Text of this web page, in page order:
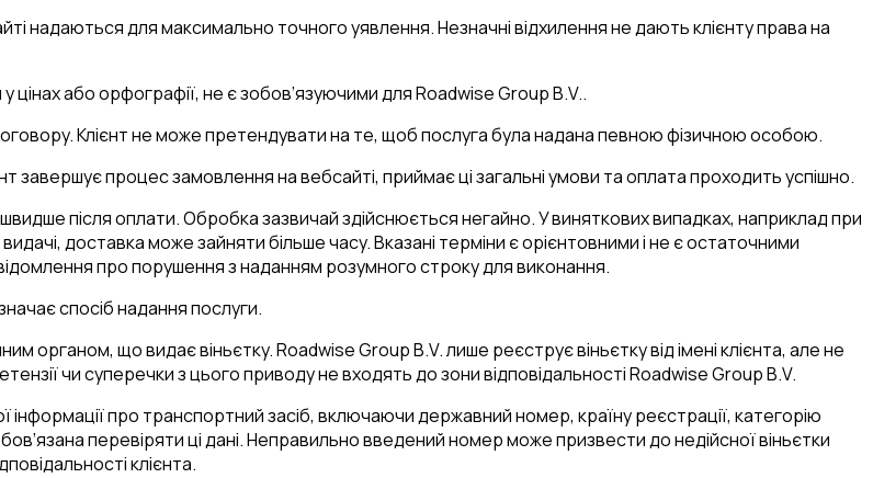
надаються для максимально точного уявлення. Незначні відхилення не дають клієнту права на
цінах або орфографії, не є зобов’язуючими для Roadwise Group B.V..
Клієнт не може претендувати на те, щоб послуга була надана певною фізичною особою.
завершує процес замовлення на вебсайті, приймає ці загальні умови та оплата проходить успішно.
після оплати. Обробка зазвичай здійснюється негайно. У виняткових випадках, наприклад при
доставка може зайняти більше часу. Вказані терміни є орієнтовними і не є остаточними
про порушення з наданням розумного строку для виконання.
спосіб надання послуги.
органом, що видає віньєтку. Roadwise Group B.V. лише реєструє віньєтку від імені клієнта, але не
чи суперечки з цього приводу не входять до зони відповідальності Roadwise Group B.V.
інформації про транспортний засіб, включаючи державний номер, країну реєстрації, категорію
перевіряти ці дані. Неправильно введений номер може призвести до недійсної віньєтки
клієнта.